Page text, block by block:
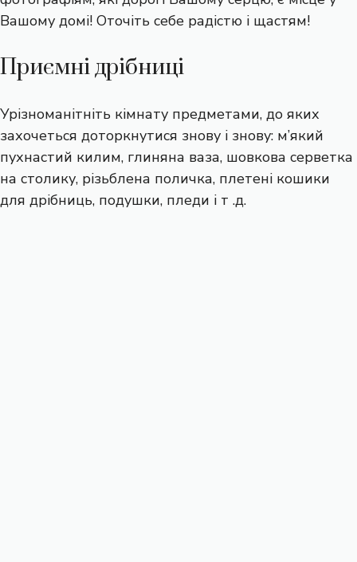
Вашому домі! Оточіть себе радістю і щастям!
Приємні дрібниці
Урізноманітніть кімнату предметами, до яких
захочеться доторкнутися знову і знову: м’який
пухнастий килим, глиняна ваза, шовкова серветка
на столику, різьблена поличка, плетені кошики
для дрібниць, подушки, пледи і т .д.